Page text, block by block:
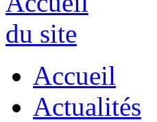
Accueil
Actualités